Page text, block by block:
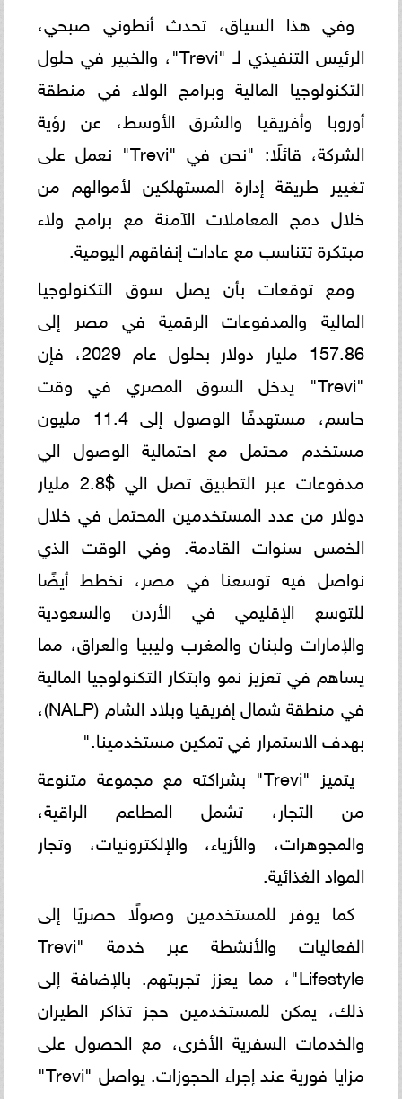
وفي هذا السياق، تحدث أنطوني صبحي،
الرئيس التنفيذي لـ "Trevi"، والخبير في حلول
التكنولوجيا المالية وبرامج الولاء في منطقة
أوروبا وأفريقيا والشرق الأوسط، عن رؤية
الشركة، قائلًا: "نحن في "Trevi" نعمل على
تغيير طريقة إدارة المستهلكين لأموالهم من
خلال دمج المعاملات الآمنة مع برامج ولاء
مبتكرة تتناسب مع عادات إنفاقهم اليومية.
ومع توقعات بأن يصل سوق التكنولوجيا
المالية والمدفوعات الرقمية في مصر إلى
157.86 مليار دولار بحلول عام 2029، فإن
"Trevi" يدخل السوق المصري في وقت
حاسم، مستهدفًا الوصول إلى 11.4 مليون
مستخدم محتمل مع احتمالية الوصول الي
مدفوعات عبر التطبيق تصل الي $2.8 مليار
دولار من عدد المستخدمين المحتمل في خلال
الخمس سنوات القادمة. وفي الوقت الذي
نواصل فيه توسعنا في مصر، نخطط أيضًا
للتوسع الإقليمي في الأردن والسعودية
والإمارات ولبنان والمغرب وليبيا والعراق، مما
يساهم في تعزيز نمو وابتكار التكنولوجيا المالية
في منطقة شمال إفريقيا وبلاد الشام (NALP)،
بهدف الاستمرار في تمكين مستخدمينا."
يتميز "Trevi" بشراكته مع مجموعة متنوعة
من التجار، تشمل المطاعم الراقية،
والمجوهرات، والأزياء، والإلكترونيات، وتجار
المواد الغذائية.
كما يوفر للمستخدمين وصولًا حصريًا إلى
الفعاليات والأنشطة عبر خدمة "Trevi
Lifestyle"، مما يعزز تجربتهم. بالإضافة إلى
ذلك، يمكن للمستخدمين حجز تذاكر الطيران
والخدمات السفرية الأخرى، مع الحصول على
مزايا فورية عند إجراء الحجوزات. يواصل "Trevi"